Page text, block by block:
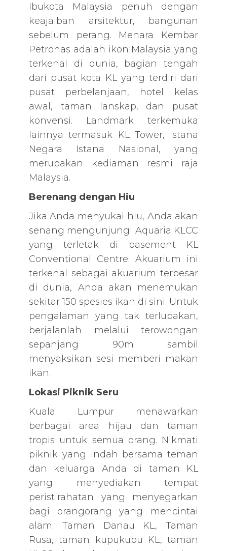
Ibukota Malaysia penuh dengan
keajaiban arsitektur, bangunan
sebelum perang. Menara Kembar
Petronas adalah ikon Malaysia yang
terkenal di dunia, bagian tengah
dari pusat kota KL yang terdiri dari
pusat perbelanjaan, hotel kelas
awal, taman lanskap, dan pusat
konvensi. Landmark terkemuka
lainnya termasuk KL Tower, Istana
Negara Istana Nasional, yang
merupakan kediaman resmi raja
Malaysia.
Berenang dengan Hiu
Jika Anda menyukai hiu, Anda akan
senang mengunjungi Aquaria KLCC
yang terletak di basement KL
Conventional Centre. Akuarium ini
terkenal sebagai akuarium terbesar
di dunia, Anda akan menemukan
sekitar 150 spesies ikan di sini. Untuk
pengalaman yang tak terlupakan,
berjalanlah melalui terowongan
sepanjang 90m sambil
menyaksikan sesi memberi makan
ikan.
Lokasi Piknik Seru
Kuala Lumpur menawarkan
berbagai area hijau dan taman
tropis untuk semua orang. Nikmati
piknik yang indah bersama teman
dan keluarga Anda di taman KL
yang menyediakan tempat
peristirahatan yang menyegarkan
bagi orangorang yang mencintai
alam. Taman Danau KL, Taman
Rusa, taman kupukupu KL, taman